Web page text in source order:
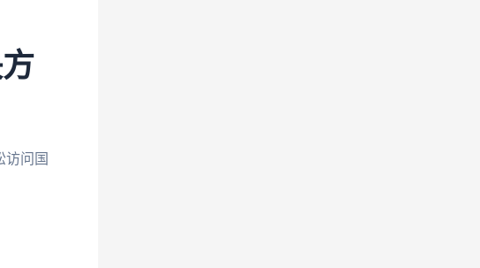
访问国